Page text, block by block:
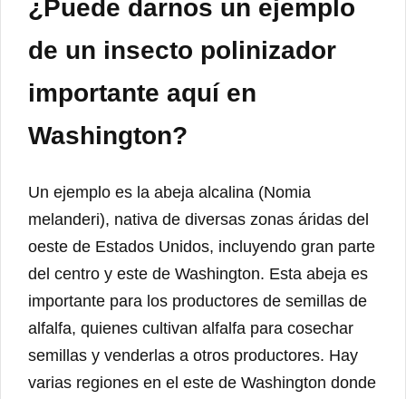
¿Puede darnos un ejemplo
de un insecto polinizador
importante aquí en
Washington?
Un ejemplo es la abeja alcalina (Nomia
melanderi), nativa de diversas zonas áridas del
oeste de Estados Unidos, incluyendo gran parte
del centro y este de Washington. Esta abeja es
importante para los productores de semillas de
alfalfa, quienes cultivan alfalfa para cosechar
semillas y venderlas a otros productores. Hay
varias regiones en el este de Washington donde